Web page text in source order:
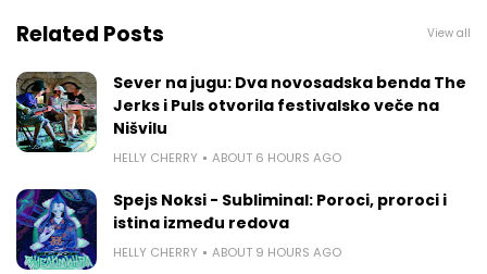
Related Posts View all
Sever na jugu: Dva novosadska benda The
Jerks i Puls otvorila festivalsko veče na
Nišvilu
HELLY CHERRY ABOUT 6 HOURS AGO
Spejs Noksi - Subliminal: Poroci, proroci i
istina između redova
HELLY CHERRY ABOUT 9 HOURS AGO